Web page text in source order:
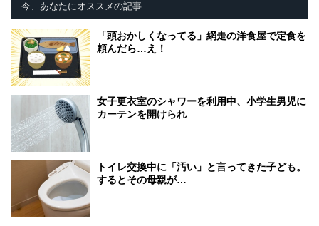
今、あなたにオススメの記事
「頭おかしくなってる」網走の洋食屋で定食を
頼んだら…え！
女子更衣室のシャワーを利用中、小学生男児に
カーテンを開けられ
トイレ交換中に「汚い」と言ってきた子ども。
するとその母親が…